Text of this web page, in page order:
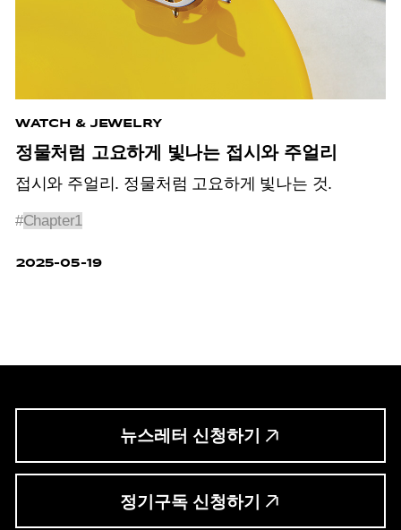
WATCH & JEWELRY
정물처럼 고요하게 빛나는 접시와 주얼리
접시와 주얼리. 정물처럼 고요하게 빛나는 것.
#Chapter1
2025-05-19
뉴스레터 신청하기
정기구독 신청하기